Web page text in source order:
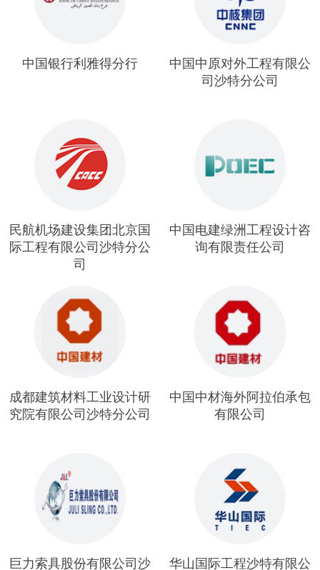
中国银行利雅得分行
中国中原对外工程有限公
司沙特分公司
民航机场建设集团北京国
际工程有限公司沙特分公
司
中国电建绿洲工程设计咨
询有限责任公司
成都建筑材料工业设计研
究院有限公司沙特分公司
中国中材海外阿拉伯承包
有限公司
巨力索具股份有限公司沙
华山国际工程沙特有限公